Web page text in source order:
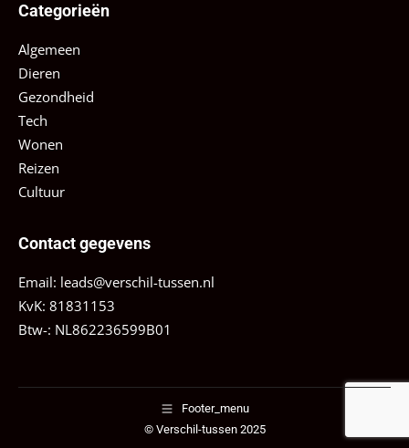
Categorieën
Algemeen
Dieren
Gezondheid
Tech
Wonen
Reizen
Cultuur
Contact gegevens
Email: leads@verschil-tussen.nl
KvK: 81831153
Btw-: NL862236599B01
Footer_menu
© Verschil-tussen 2025